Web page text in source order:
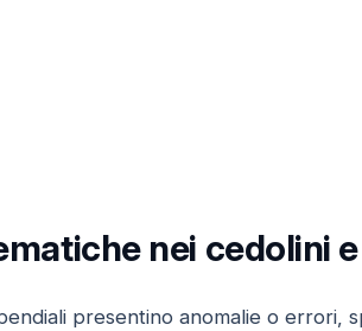
nei cedolini
presentino anomalie o errori,